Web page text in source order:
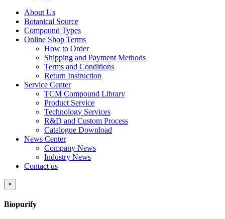
About Us
Botanical Source
Compound Types
Online Shop Terms
How to Order
Shipping and Payment Methods
Terms and Conditions
Return Instruction
Service Center
TCM Compound Library
Product Service
Technology Services
R&D and Custom Process
Catalogue Download
News Center
Company News
Industry News
Contact us
×
Biopurify